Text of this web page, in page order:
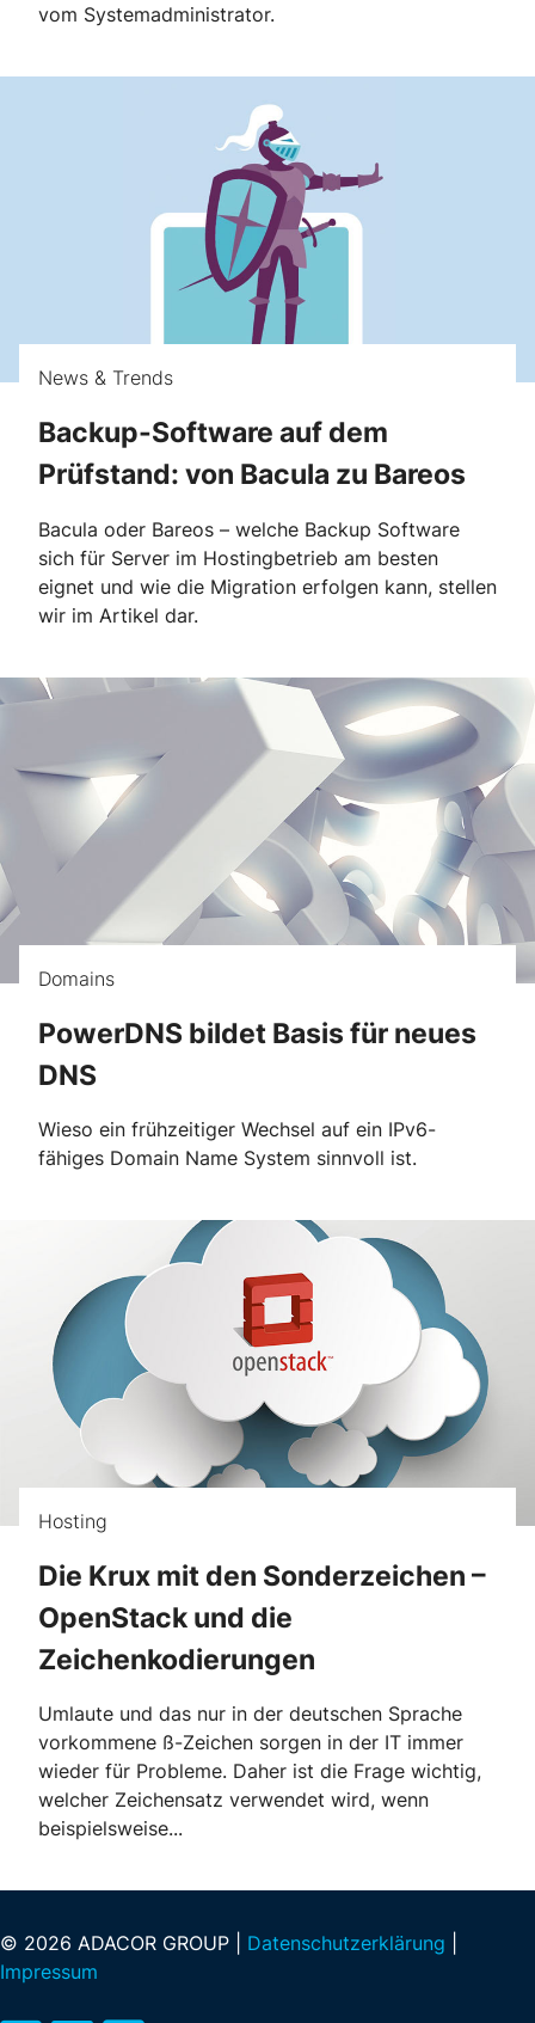
vom Systemadministrator.
News & Trends
Backup-Software auf dem
Prüfstand: von Bacula zu Bareos
Bacula oder Bareos – welche Backup Software
sich für Server im Hostingbetrieb am besten
eignet und wie die Migration erfolgen kann, stellen
wir im Artikel dar.
Domains
PowerDNS bildet Basis für neues
DNS
Wieso ein frühzeitiger Wechsel auf ein IPv6-
fähiges Domain Name System sinnvoll ist.
Hosting
Die Krux mit den Sonderzeichen –
OpenStack und die
Zeichenkodierungen
Umlaute und das nur in der deutschen Sprache
vorkommene ß-Zeichen sorgen in der IT immer
wieder für Probleme. Daher ist die Frage wichtig,
welcher Zeichensatz verwendet wird, wenn
beispielsweise...
© 2026 ADACOR GROUP | Datenschutzerklärung
Impressum